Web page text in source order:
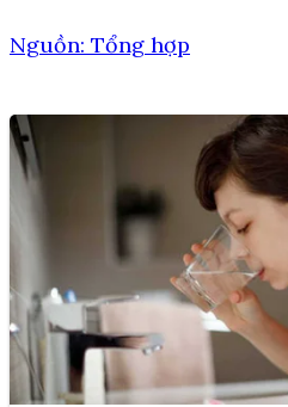
Nguồn: Tổng hợp